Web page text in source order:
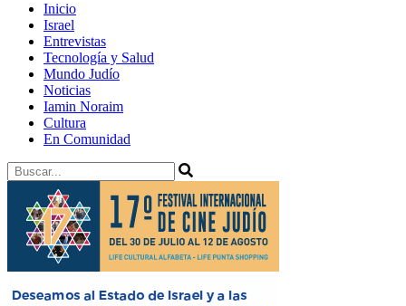
Inicio
Israel
Entrevistas
Tecnología y Salud
Mundo Judío
Noticias
Iamin Noraim
Cultura
En Comunidad